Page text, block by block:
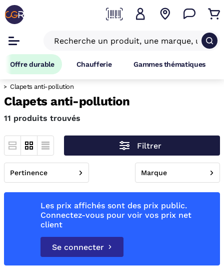
Offre durable Chaufferie Gammes thématiques
Clapets anti-pollution
Clapets anti-pollution
11 produits trouvés
Filtrer
Pertinence Marque
Les prix affichés sont des prix public.
Connectez-vous pour voir vos prix net
client
Se connecter